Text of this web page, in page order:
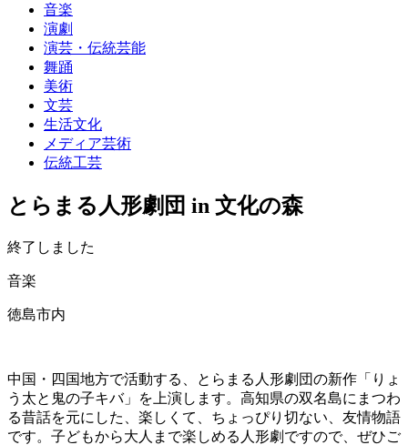
音楽
演劇
演芸・伝統芸能
舞踊
美術
文芸
生活文化
メディア芸術
伝統工芸
とらまる人形劇団 in 文化の森
終了しました
音楽
徳島市内
中国・四国地方で活動する、とらまる人形劇団の新作「りょ
う太と鬼の子キバ」を上演します。高知県の双名島にまつわ
る昔話を元にした、楽しくて、ちょっぴり切ない、友情物語
です。子どもから大人まで楽しめる人形劇ですので、ぜひご